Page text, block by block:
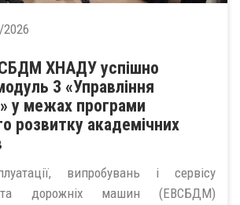
ХНАДУ успішно
3 «Управління
у межах програми
розвитку академічних
випробувань і сервісу
та дорожніх машин (ЕВСБДМ)